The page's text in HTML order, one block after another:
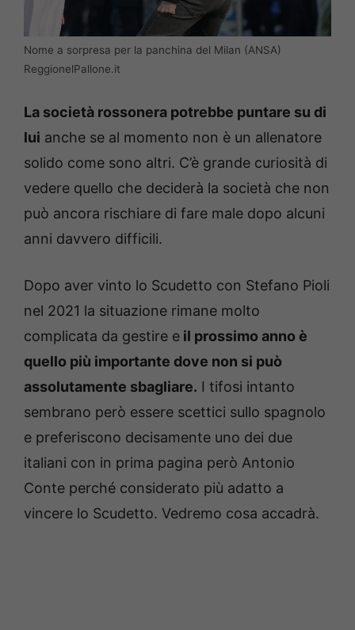
Nome a sorpresa per la panchina del Milan (ANSA)
ReggionelPallone.it
La società rossonera potrebbe puntare su di
lui anche se al momento non è un allenatore
solido come sono altri. C’è grande curiosità di
vedere quello che deciderà la società che non
può ancora rischiare di fare male dopo alcuni
anni davvero difficili.
Dopo aver vinto lo Scudetto con Stefano Pioli
nel 2021 la situazione rimane molto
complicata da gestire e il prossimo anno è
quello più importante dove non si può
assolutamente sbagliare. I tifosi intanto
sembrano però essere scettici sullo spagnolo
e preferiscono decisamente uno dei due
italiani con in prima pagina però Antonio
Conte perché considerato più adatto a
vincere lo Scudetto. Vedremo cosa accadrà.